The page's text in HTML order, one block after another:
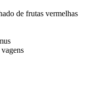
de frutas vermelhas